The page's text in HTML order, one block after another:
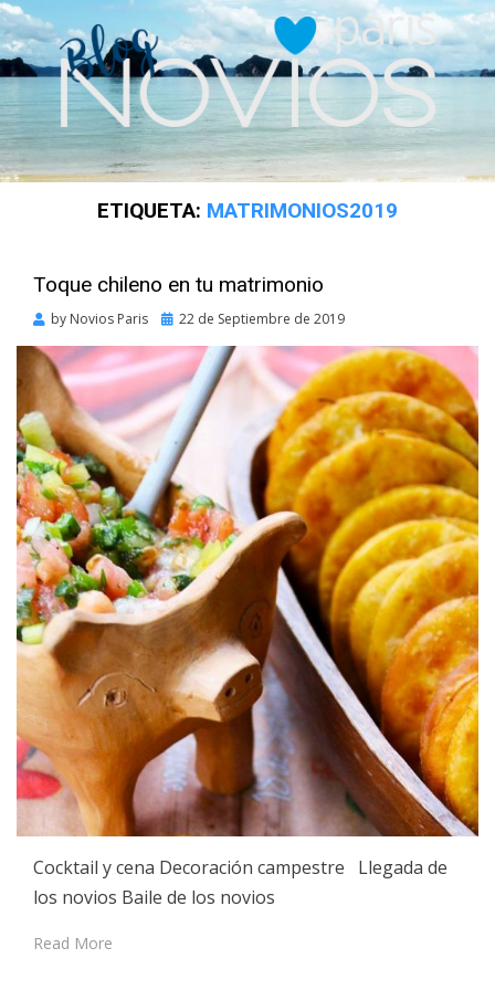
ETIQUETA: MATRIMONIOS2019
Toque chileno en tu matrimonio
by Novios Paris
Posted
22 de Septiembre de 2019
Cocktail y cena Decoración campestre Llegada de
los novios Baile de los novios
Read More